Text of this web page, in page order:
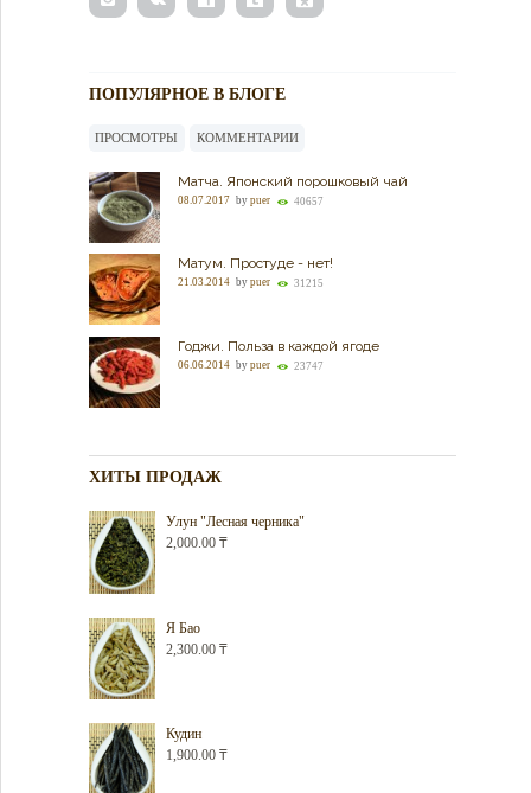
ПОПУЛЯРНОЕ В БЛОГЕ
ПРОСМОТРЫ КОММЕНТАРИИ
Матча. Японский порошковый чай
08.07.2017 by puer 40657
Матум. Простуде - нет!
21.03.2014 by puer 31215
Годжи. Польза в каждой ягоде
06.06.2014 by puer 23747
ХИТЫ ПРОДАЖ
Улун "Лесная черника"
2,000.00 ₸
Я Бао
2,300.00 ₸
Кудин
1,900.00 ₸